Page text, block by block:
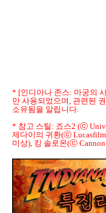
* [인디아나 존스: 마궁의
만 사용되었으며, 관련된
소유됨을 알립니다.
* 참고 스틸: 죠스2 (ⓒ
제다이의 귀환(ⓒ Lucasfilm
미상), 킹 솔로몬(ⓒ